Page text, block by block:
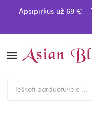
Apsipirkus už 69 € –